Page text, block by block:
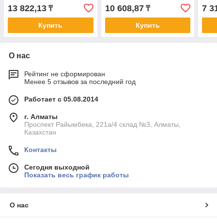
13 822,13 ₸
Купить
10 608,87₸
Купить
7
О нас
Рейтинг не сформирован
Менее 5 отзывов за последний год
Работает с 05.08.2014
г. Алматы
Проспект Райымбека, 221а/4 склад №3, Алматы,
Казахстан
Контакты
Сегодня выходной
Показать весь график работы
О нас